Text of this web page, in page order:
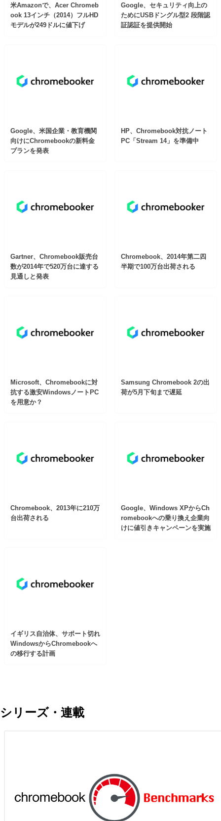
米Amazonで、Acer Chromeb
ook 13インチ（2014）フルHD
モデルが249ドルに値下げ
Google、セキュリティ向上の
ためにUSBドングル型2 段階認
証認証を提供開始
Google、米国企業・教育機関
向けにChromebookの新料金
プランを発表
HP、Chromebook対抗ノート
PC「Stream 14」を準備中
Gartner、Chromebook販売台
数が2014年で520万台に達する
見通しと発表
Chromebook、2014年第二四
半期で100万台出荷される
Microsoft、Chromebookに対
抗する激安WindowsノートPC
を用意か？
Samsung Chromebook 2の出
荷が5月下旬まで遅延
Chromebook、2013年に210万
台出荷される
Google、Windows XPからCh
romebookへの乗り換え企業向
けに値引きキャンペーンを実施
イギリス自治体、サポート切れ
WindowsからChromebookへ
の移行する計画
シリーズ・連載